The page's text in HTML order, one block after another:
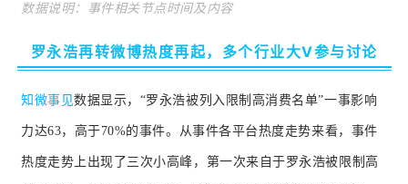
数据说明：事件相关节点时间及内容
罗永浩再转微博热度再起，多个行业大V参与讨论
知微事见数据显示，“罗永浩被列入限制高消费名单”一事影响
力达63，高于70%的事件。 从事件各平台热度走势来看，事件
热度走势上出现了三次小高峰，第一次来自于罗永浩被限制高